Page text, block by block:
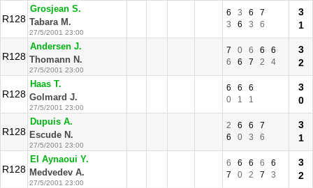
R128
Grosjean S.
Tabara M.
27/5/2001 23:00
6 3 6
7
3
6 3 6
3
1
R128
Andersen J.
Thomann N.
27/5/2001 23:00
7 0 6 6
6
6
6 7 2 4
3
2
R128
Haas T.
Golmard J.
27/5/2001 23:00
6 6
6
0
1 1
3
0
R128
Dupuis A.
Escude N.
27/5/2001 23:00
2 6 6
7
6
0 3 6
3
1
R128
El Aynaoui Y.
Medvedev A.
27/5/2001 23:00
6 6 6 6
6
7
0 2 7 3
3
2